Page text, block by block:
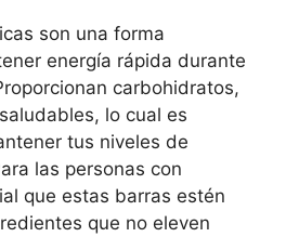
son una forma
energía rápida durante
carbohidratos,
lo cual es
tus niveles de
las personas con
que estas barras estén
que no eleven